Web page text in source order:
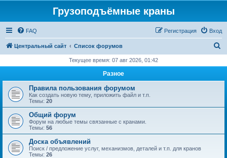
Грузоподъёмные краны
FAQ Вход
Регистрация
Центральный сайт Список форумов
с
Текущее время: 07 авг 2026, 01:42
Разное
Правила пользования форумом
Как создать новую тему, приложить файл и т.п.
Темы: 20
Общий форум
Форум на любые темы связанные с кранами.
Темы: 56
Доска объявлений
Поиск / предложение услуг, механизмов, деталей и т.п. для кранов
Темы: 26